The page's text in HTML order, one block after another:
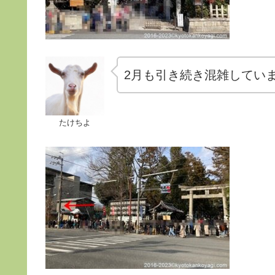
たけちよ
2月も引き続き混雑してい